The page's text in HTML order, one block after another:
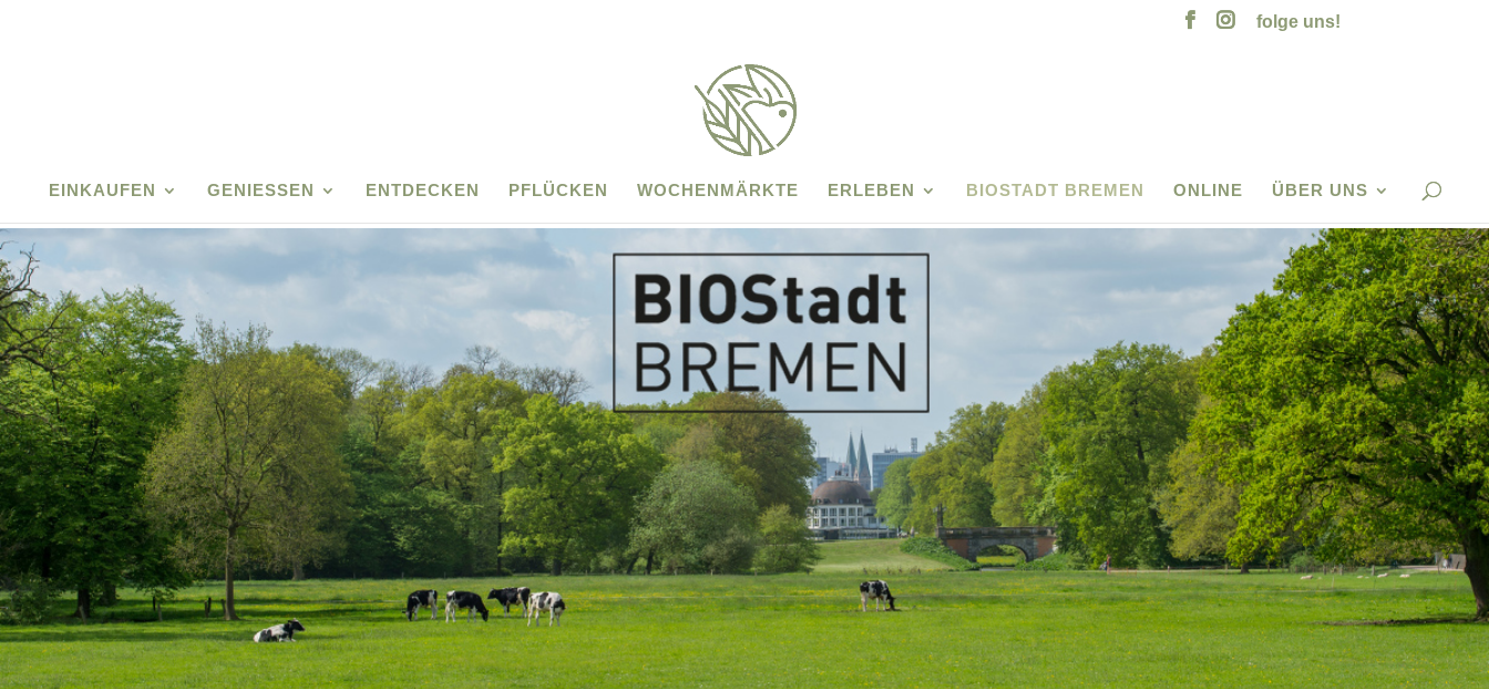
folge uns!
EINKAUFEN GENIESSEN ENTDECKEN PFLÜCKEN WOCHENMÄRKTE ERLEBEN BIOSTADT BREMEN ONLINE ÜBER UNS